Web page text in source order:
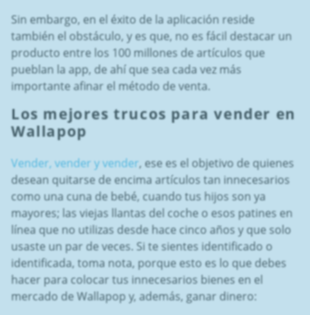
Sin embargo, en el éxito de la aplicación reside
también el obstáculo, y es que, no es fácil destacar un
producto entre los 100 millones de artículos que
pueblan la app, de ahí que sea cada vez más
importante afinar el método de venta.
Los mejores trucos para vender en
Wallapop
Vender, vender y vender, ese es el objetivo de quienes
desean quitarse de encima artículos tan innecesarios
como una cuna de bebé, cuando tus hijos son ya
mayores; las viejas llantas del coche o esos patines en
línea que no utilizas desde hace cinco años y que solo
usaste un par de veces. Si te sientes identificado o
identificada, toma nota, porque esto es lo que debes
hacer para colocar tus innecesarios bienes en el
mercado de Wallapop y, además, ganar dinero: